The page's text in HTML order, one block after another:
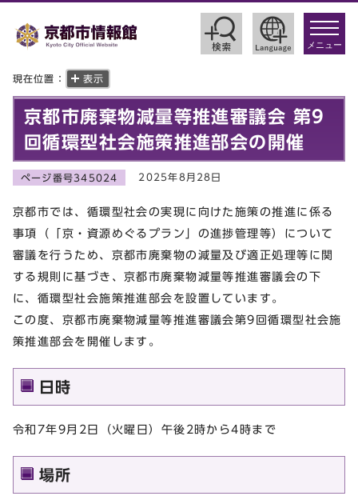
toggle
メニュー
現在位置： 表示
京都市廃棄物減量等推進審議会 第9
回循環型社会施策推進部会の開催
ページ番号345024 2025年8月28日
京都市では、循環型社会の実現に向けた施策の推進に係る
事項（「京・資源めぐるプラン」の進捗管理等）について
審議を行うため、京都市廃棄物の減量及び適正処理等に関
する規則に基づき、京都市廃棄物減量等推進審議会の下
に、循環型社会施策推進部会を設置しています。
この度、京都市廃棄物減量等推進審議会第9回循環型社会施
策推進部会を開催します。
日時
令和7年9月2日（火曜日）午後2時から4時まで
場所